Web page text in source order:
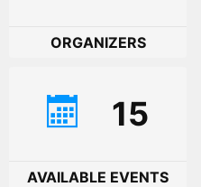
ORGANIZERS
15
AVAILABLE EVENTS